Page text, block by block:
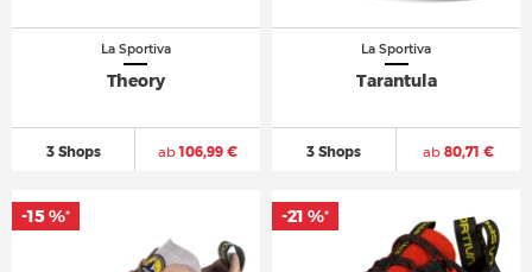
La Sportiva
Theory
3 Shops ab106,99 €
La Sportiva
Tarantula
3 Shops ab80,71 €
-15 %* -21 %*